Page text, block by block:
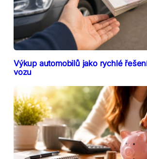
Výkup automobilů jako rychlé
vozu